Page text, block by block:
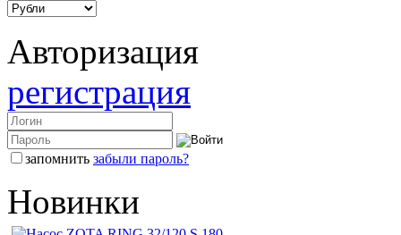
Авторизация
регистрация
запомнить забыли пароль?
Новинки